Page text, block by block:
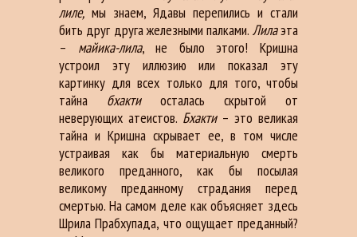
лиле, мы знаем, Ядавы перепились и стали
бить друг друга железными палками. Лилаэта
– майика-лила, не было этого! Кришна
устроил эту иллюзию или показал эту
картинку для всех только для того, чтобы
тайна бхактиосталась скрытой от
неверующих атеистов. Бхакти– это великая
тайна и Кришна скрывает ее, в том числе
устраивая как бы материальную смерть
великого преданного, как бы посылая
великому преданному страдания перед
смертью. На самом деле как объясняет здесь
Шрила Прабхупада, что ощущает преданный?